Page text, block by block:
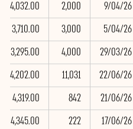
9/04/26
2,000
4,032.00
5/04/26
3,000
3,710.00
29/03/26
4,000
3,295.00
22/06/26
11,031
4,202.00
21/06/26
842
4,319.00
17/06/26
222
4,345.00